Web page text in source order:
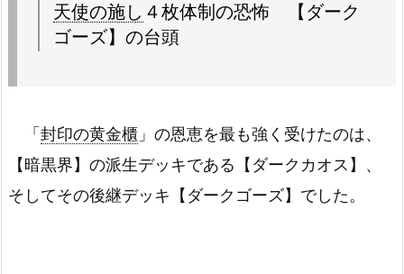
天使の施し ４枚体制の恐怖 【ダーク
ゴーズ】の台頭
「 封印の黄金櫃 」の恩恵を最も強く受けたのは、
【暗黒界】の派生デッキである【ダークカオス】、
そしてその後継デッキ【ダークゴーズ】でした。